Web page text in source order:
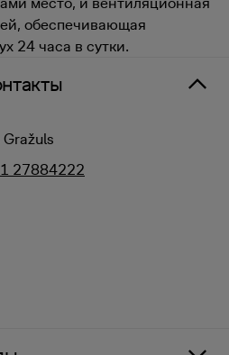
обеспечивающая
24 часа в сутки.
27884222